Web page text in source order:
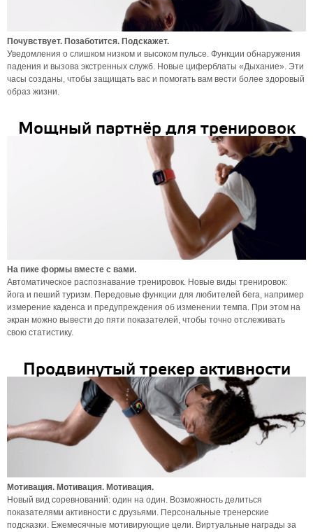
Почувствует. Позаботится. Подскажет.
Уведомления о слишком низком и высоком пульсе. Функции обнаружения
падения и вызова экстренных служб. Новые циферблаты «Дыхание». Эти
часы созданы, чтобы защищать вас и помогать вам вести более здоровый
образ жизни.
Мощный партнёр для тренировок
На пике формы вместе с вами.
Автоматическое распознавание тренировок. Новые виды тренировок:
йога и пеший туризм. Передовые функции для любителей бега, например
измерение каденса и предупреждения об изменении темпа. При этом на
экран можно вывести до пяти показателей, чтобы точно отслеживать
свою статистику.
Продвинутый трекер активности
Мотивация. Мотивация. Мотивация.
Новый вид соревнований: один на один. Возможность делиться
показателями активности с друзьями. Персональные тренерские
подсказки. Ежемесячные мотивирующие цели. Виртуальные награды за